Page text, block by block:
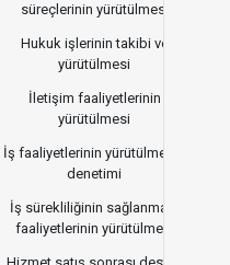
süreçlerinin yürütülmesi
Hukuk işlerinin takibi ve
yürütülmesi
İletişim faaliyetlerinin
yürütülmesi
İş faaliyetlerinin yürütülmesi /
denetimi
İş sürekliliğinin sağlanması
faaliyetlerinin yürütülmesi